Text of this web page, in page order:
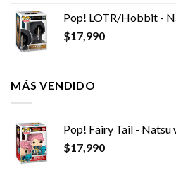
Pop! LOTR/Hobbit -
$17,990
MÁS VENDIDO
Pop! Fairy Tail - Natsu
$17,990